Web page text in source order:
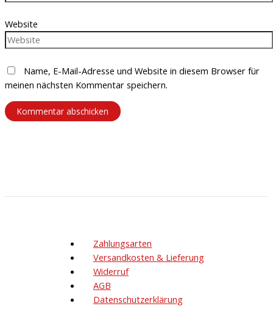
Website
Name, E-Mail-Adresse und Website in diesem Browser für
meinen nächsten Kommentar speichern.
Zahlungsarten
Versandkosten & Lieferung
Widerruf
AGB
Datenschutzerklärung